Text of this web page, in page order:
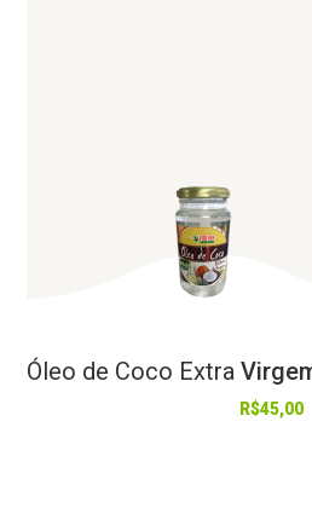
Óleo de Coco Extra
R$45,00